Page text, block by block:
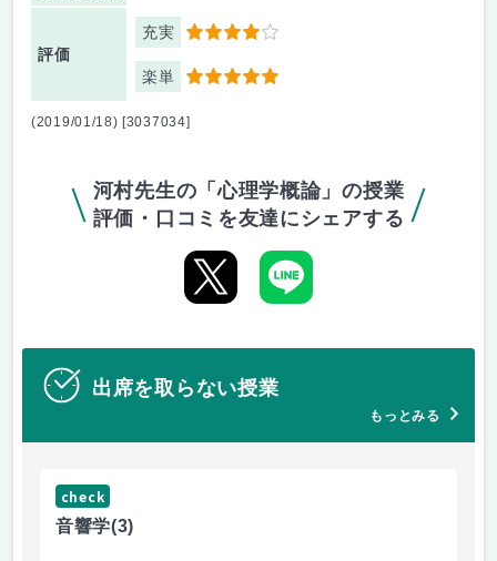
評価
充実 4
楽単 5
(2019/01/18) [3037034]
河村先生の「心理学概論」の授業
評価・口コミを友達にシェアする
出席を取らない授業
もっとみる
check
音響学(3)